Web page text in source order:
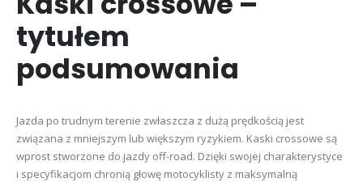
tytułem
podsumowania
Jazda po trudnym terenie zwłaszcza z dużą prędkością jest
związana z mniejszym lub większym ryzykiem. Kaski crossowe są
wprost stworzone do jazdy off-road. Dzięki swojej charakterystyce
i specyfikacjom chronią głowę motocyklisty z maksymalną